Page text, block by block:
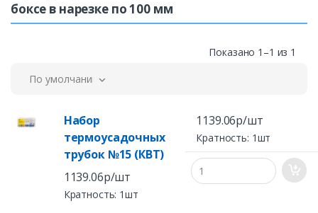
боксе в нарезке по 100 мм
Показано 1–1 из 1
По умолчанию
Набор
термоусадочных
трубок №15 (КВТ)
1139.06р/шт
Кратность: 1шт
1139.06р/шт
Кратность: 1шт